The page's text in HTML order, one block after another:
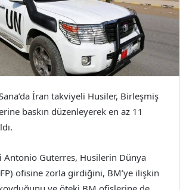
İran takviyeli Husiler, Birleşmiş
baskın düzenleyerek en az 11
Antonio Guterres, Husilerin Dünya
ofisine zorla girdiğini, BM’ye ilişkin